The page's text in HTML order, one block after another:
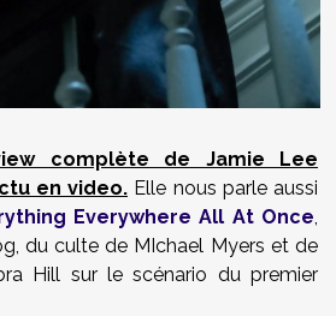
complète de Jamie Lee
en video. Elle nous parle aussi
Everywhere All At Once,
du culte de MIchael Myers et de
Hill sur le scénario du premier